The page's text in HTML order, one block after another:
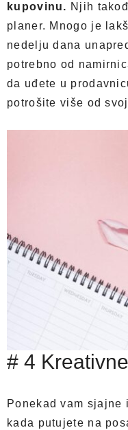
kupovinu. Njih
planer. Mnogo je
nedelju dana
potrebno od
da uđete u
potrošite više od
# 4
Ponekad vam sjajne
kada putujete na